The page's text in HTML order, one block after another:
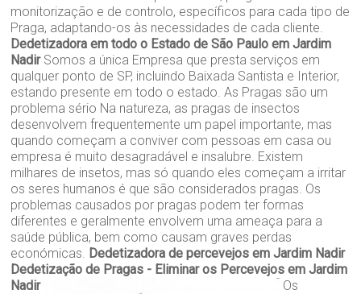
monitorização e de controlo, específicos para cada tipo de
Praga, adaptando-os às necessidades de cada cliente.
Dedetizadora em todo o Estado de São Paulo em Jardim
NadirSomos a única Empresa que presta serviços em
qualquer ponto de SP, incluindo Baixada Santista e Interior,
estando presente em todo o estado. As Pragas são um
problema sério Na natureza, as pragas de insectos
desenvolvem frequentemente um papel importante, mas
quando começam a conviver com pessoas em casa ou
empresa é muito desagradável e insalubre. Existem
milhares de insetos, mas só quando eles começam a irritar
os seres humanos é que são considerados pragas. Os
problemas causados por pragas podem ter formas
diferentes e geralmente envolvem uma ameaça para a
saúde pública, bem como causam graves perdas
económicas.
Dedetizadora de percevejos em Jardim Nadir
Dedetização de Pragas - Eliminar os Percevejos em Jardim
Nadir
Os